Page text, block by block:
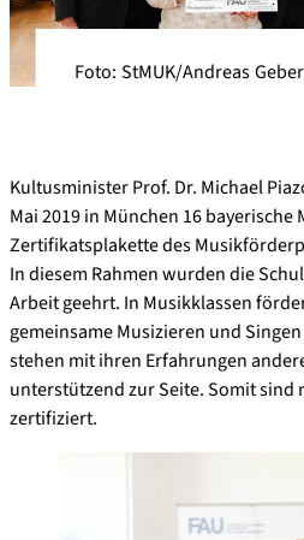
Foto: StMUK/Andreas
Kultusminister Prof. Dr. Michael
Mai 2019 in München 16
Zertifikatsplakette des
In diesem Rahmen wurden die
Arbeit geehrt. In Musikklassen
gemeinsame Musizieren und
stehen mit ihren Erfahrungen
unterstützend zur Seite. Somit sind
zertifiziert.